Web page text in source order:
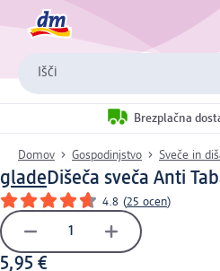
Išči
Brezplačna
Domov Gospodinjstvo Sveče in
gladeDišeča sveča Anti
4.8 (25 ocen)
5,95 €